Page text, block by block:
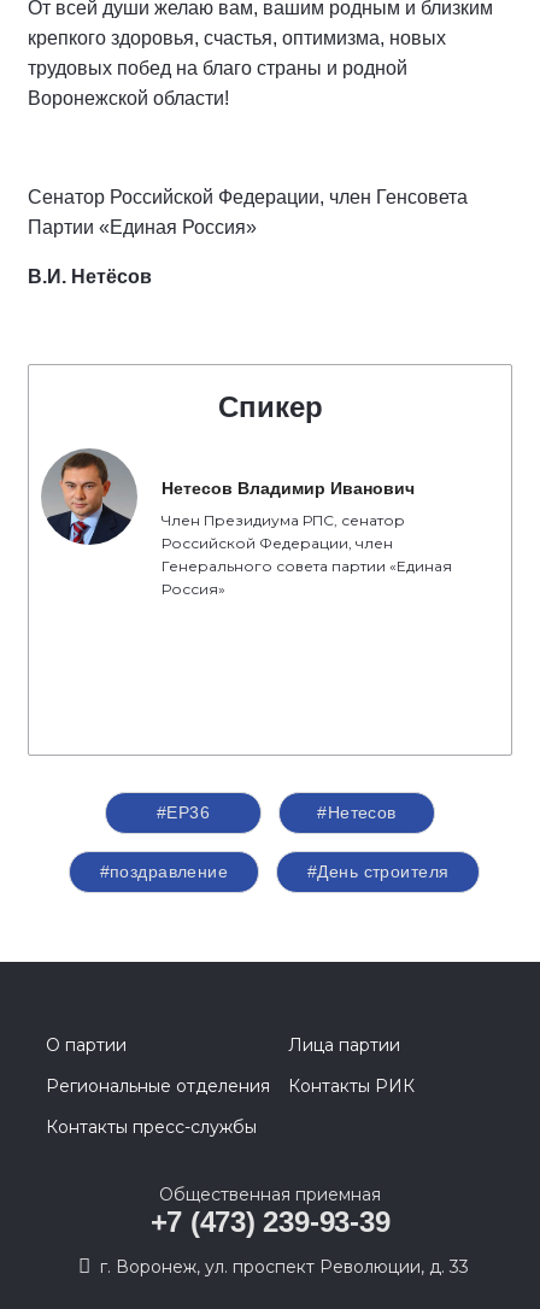
От всей души желаю вам, вашим родным и близким
крепкого здоровья, счастья, оптимизма, новых
трудовых побед на благо страны и родной
Воронежской области!
Сенатор Российской Федерации, член Генсовета
Партии «Единая Россия»
В.И. Нетёсов
Спикер
Нетесов Владимир Иванович
Член Президиума РПС, сенатор
Российской Федерации, член
Генерального совета партии «Единая
Россия»
#ЕР36 #Нетесов
#поздравление #День строителя
О партии
Лица партии
Региональные отделения
Контакты РИК
Контакты пресс-службы
Общественная приемная
+7 (473) 239-93-39
г. Воронеж, ул. проспект Революции, д. 33